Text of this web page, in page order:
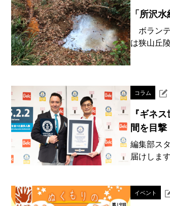
「所沢
ボラン
は狭山丘
コラム
『ギネ
間を目撃
編集部ス
届けしま
イベント